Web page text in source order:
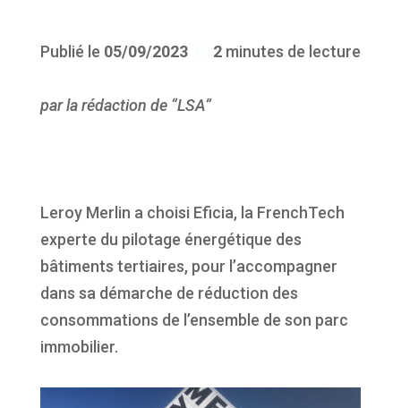
Publié le 05/09/2023 2minutes de lecture
par la rédaction de“LSA”
Leroy Merlin a choisi Eficia, la FrenchTech
experte du pilotage énergétique des
bâtiments tertiaires, pour l’accompagner
dans sa démarche de réduction des
consommations de l’ensemble de son parc
immobilier.